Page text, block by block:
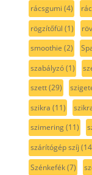
rácsgumi (4)
rögzítőfül (1)
smoothie (2)
szabályzó(1)
szett(29)
szikra (11)
szimering(11)
szárítógép szíj
Szénkefék(7)